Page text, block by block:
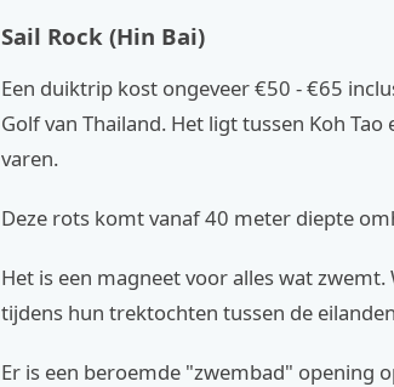
Sail Rock (Hin Bai)
Een duiktrip kost ongeveer €50 - €65
Golf van Thailand. Het ligt tussen Koh
varen.
Deze rots komt vanaf 40 meter diepte
Het is een magneet voor alles wat
tijdens hun trektochten tussen de
Er is een beroemde "zwembad" opening